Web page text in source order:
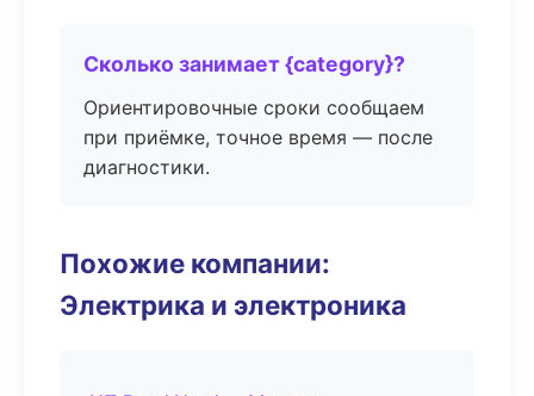
Сколько занимает {category}?
Ориентировочные сроки сообщаем
при приёмке, точное время — после
диагностики.
Похожие компании:
Электрика и электроника